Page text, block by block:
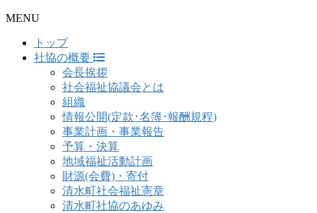
MENU
トップ
社協の概要
会長挨拶
社会福祉協議会とは
組織
情報公開(定款･名簿･報酬規程)
事業計画・事業報告
予算・決算
地域福祉活動計画
財源(会費)・寄付
清水町社会福祉憲章
清水町社協のあゆみ